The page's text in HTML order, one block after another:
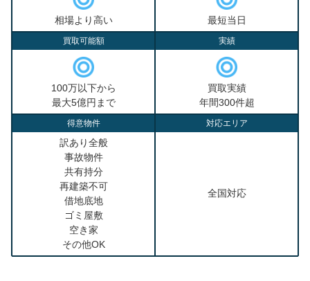
相場より高い 最短当日
買取可能額
100万以下から
最大5億円まで
実績
買取実績
年間300件超
得意物件
訳あり全般
事故物件
共有持分
再建築不可
借地底地
ゴミ屋敷
空き家
その他OK
対応エリア
全国対応